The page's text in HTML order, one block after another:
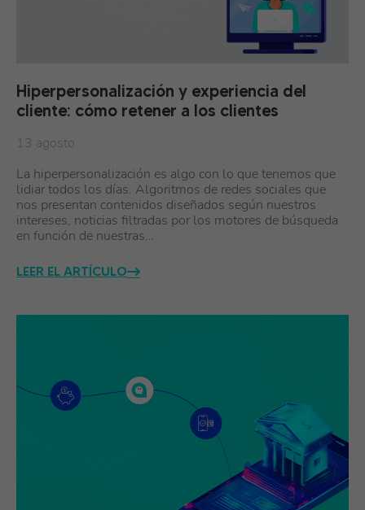
Hiperpersonalización y experiencia del
cliente: cómo retener a los clientes
13 agosto
La hiperpersonalización es algo con lo que tenemos que
lidiar todos los días. Algoritmos de redes sociales que
nos presentan contenidos diseñados según nuestros
intereses, noticias filtradas por los motores de búsqueda
en función de nuestras…
LEER EL ARTÍCULO